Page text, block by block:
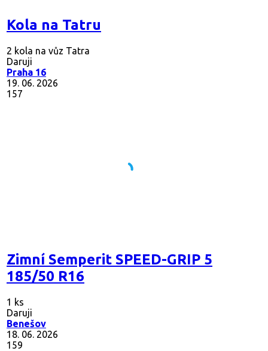
Kola na Tatru
2 kola na vůz Tatra
Daruji
Praha 16
19. 06. 2026
157
Zimní Semperit SPEED-GRIP 5
185/50 R16
1 ks
Daruji
Benešov
18. 06. 2026
159